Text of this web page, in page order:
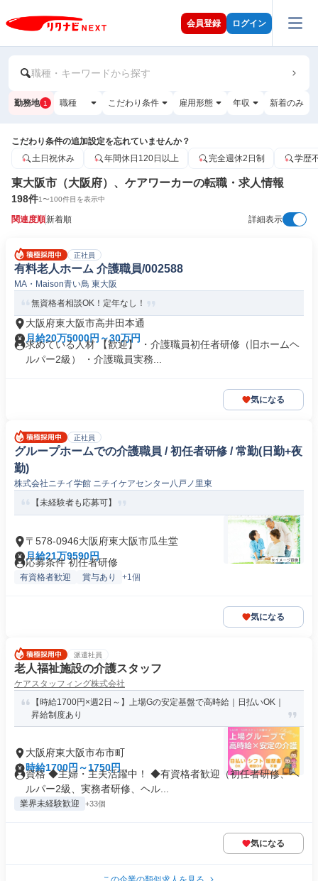
会員登録 ログイン
職種・キーワードから探す
勤務地 1 職種 こだわり条件 雇用形態 年収 新着のみ
こだわり条件の追加設定を忘れていませんか？
土日祝休み
年間休日120日以上 完全週休2日制 学歴
東大阪市（大阪府）、ケアワーカーの転職・求人情報
198件1〜100件目を表示中
関連度順新着順 詳細表示
正社員
有料老人ホーム 介護職員/002588
MA・Maison青い鳥 東大阪
無資格者相談OK！定年なし！
大阪府東大阪市高井田本通
月給20万5000円～30万円
求めている人材 【歓迎】 ・介護職員初任者研修（旧ホームヘ
ルパー2級） ・介護職員実務...
気になる
正社員
グループホームでの介護職員 / 初任者研修 / 常勤(日勤+夜
勤)
株式会社ニチイ学館 ニチイケアセンター八戸ノ里東
【未経験者も応募可】
〒578-0946大阪府東大阪市瓜生堂
月給21万9590円
応募条件 初任者研修
有資格者歓迎 賞与あり +1個
気になる
派遣社員
老人福祉施設の介護スタッフ
ケアスタッフィング株式会社
【時給1700円×週2日～】上場Gの安定基盤で高時給｜日払いOK｜
昇給制度あり
大阪府東大阪市布市町
時給1700円～1750円
資格 ◆主婦・主夫活躍中！ ◆有資格者歓迎（初任者研修、ヘ
ルパー2級、実務者研修、ヘル...
業界未経験歓迎 +33個
気になる